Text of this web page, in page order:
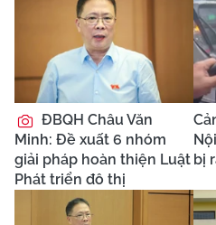
ĐBQH Châu Văn
Minh: Đề xuất 6 nhóm
giải pháp hoàn thiện Luật
Phát triển đô thị
bị